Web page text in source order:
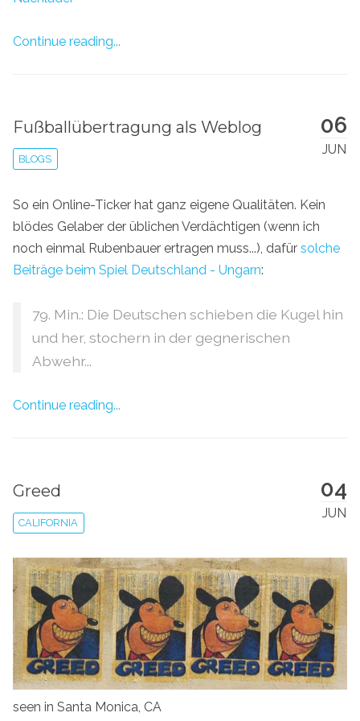
Continue reading...
06
JUN
Fußballübertragung als Weblog
BLOGS
So ein Online-Ticker hat ganz eigene Qualitäten. Kein
blödes Gelaber der üblichen Verdächtigen (wenn ich
noch einmal Rubenbauer ertragen muss...), dafür solche
Beiträge beim Spiel Deutschland - Ungarn:
79. Min.: Die Deutschen schieben die Kugel hin
und her, stochern in der gegnerischen
Abwehr...
Continue reading...
04
JUN
Greed
CALIFORNIA
seen in Santa Monica, CA